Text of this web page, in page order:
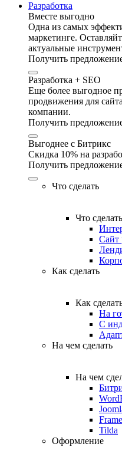
Разработка
Вместе выгодно
Одна из самых
маркетинге.
актуальные
Получить
Разработка + SEO
Еще более выгодное
продвижения для
компании.
Получить
Выгоднее с Битрикс
Скидка 10% на
Получить
Что сделать
Что сделать
Сайт
Как сделать
Как
На
С
На чем сделать
На чем
Tilda
Оформление